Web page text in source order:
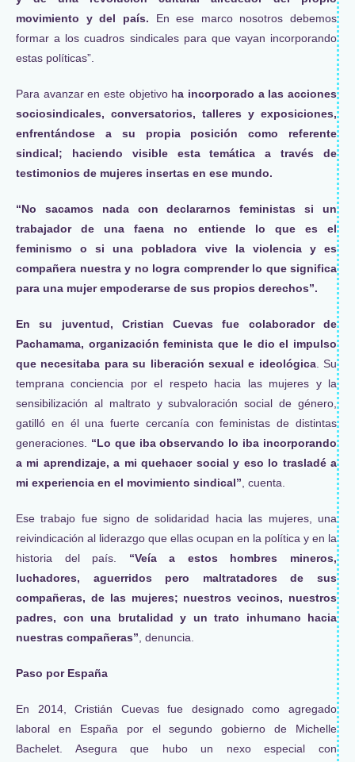
movimiento y del país. En ese marco nosotros debemos
formar a los cuadros sindicales para que vayan incorporando
estas políticas”.
Para avanzar en este objetivo ha incorporado a las acciones
sociosindicales, conversatorios, talleres y exposiciones,
enfrentándose a su propia posición como referente
sindical; haciendo visible esta temática a través de
testimonios de mujeres insertas en ese mundo.
“No sacamos nada con declararnos feministas si un
trabajador de una faena no entiende lo que es el
feminismo o si una pobladora vive la violencia y es
compañera nuestra y no logra comprender lo que significa
para una mujer empoderarse de sus propios derechos”.
En su juventud, Cristian Cuevas fue colaborador de
Pachamama, organización feminista que le dio el impulso
que necesitaba para su liberación sexual e ideológica. Su
temprana conciencia por el respeto hacia las mujeres y la
sensibilización al maltrato y subvaloración social de género,
gatilló en él una fuerte cercanía con feministas de distintas
generaciones. “Lo que iba observando lo iba incorporando
a mi aprendizaje, a mi quehacer social y eso lo trasladé a
mi experiencia en el movimiento sindical” , cuenta.
Ese trabajo fue signo de solidaridad hacia las mujeres, una
reivindicación al liderazgo que ellas ocupan en la política y en la
historia del país. “Veía a estos hombres mineros,
luchadores, aguerridos pero maltratadores de sus
compañeras, de las mujeres; nuestros vecinos, nuestros
padres, con una brutalidad y un trato inhumano hacia
nuestras compañeras” , denuncia.
Paso por España
En 2014, Cristián Cuevas fue designado como agregado
laboral en España por el segundo gobierno de Michelle
Bachelet. Asegura que hubo un nexo especial con